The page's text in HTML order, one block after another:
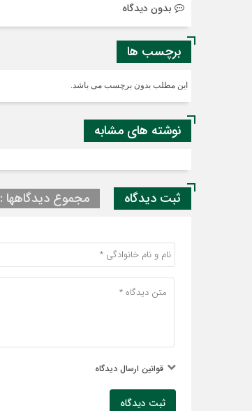
بدون دیدگاه
برچسب ها
این مطلب بدون برچسب می باشد.
نوشته های مشابه
ثبت دیدگاه مجموع دیدگاهها : 0
قوانین ارسال دیدگاه
ثبت دیدگاه